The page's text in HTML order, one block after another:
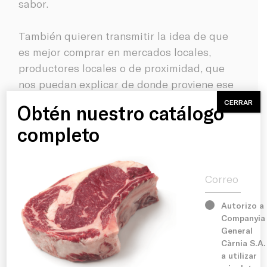
Inicio
Product
History
Services
Facilities
sabor.
También quieren transmitir la idea de que
es mejor comprar en mercados locales,
productores locales o de proximidad, que
nos puedan explicar de donde proviene ese
producción. Así poder descubrir la riqueza,
el proceso y los aromas de la cocina local.
En resumen, el movimiento
trata de comer con placer, pero también con
responsabilidad, lo que está generando que
reconocidos chefs como Ferran Adrià,
gastrónomos, restauradores y productores,
poco a poco se hayan ido sumando a este
movimiento internacional, que cuenta con el
Obtén nuestro catálogo
completo
Autorizo a
Companyia
General
Càrnia S.A.
a utilizar
CERRAR